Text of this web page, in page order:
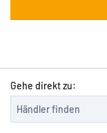
Gehe direkt zu: